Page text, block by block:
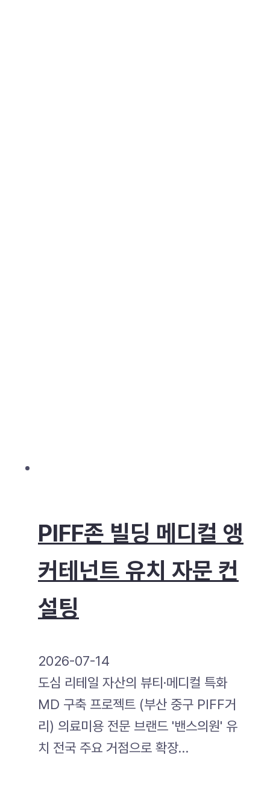
PIFF존 빌딩 메디컬 앵
커테넌트 유치 자문 컨
설팅
2026-07-14
도심 리테일 자산의 뷰티·메디컬 특화
MD 구축 프로젝트 (부산 중구 PIFF거
리) 의료미용 전문 브랜드 '밴스의원' 유
치 전국 주요 거점으로 확장…